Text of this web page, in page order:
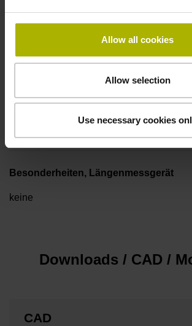
Allow all cookies
Allow selection
Use necessary cookies
Spannungsversorgung
5V+-5%
Elektrischer Anschluss
Besonderheiten, Längenmessgerät
keine
Downloads / CAD /
CAD